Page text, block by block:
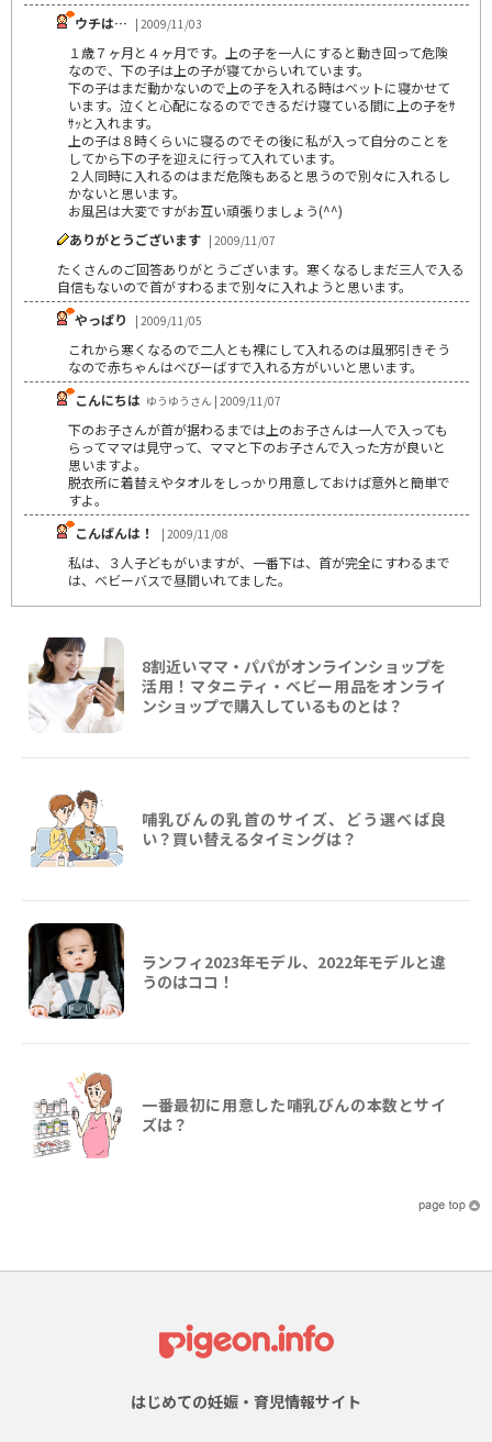
ウチは… | 2009/11/03
１歳７ヶ月と４ヶ月です。上の子を一人にすると動き回って危険
なので、下の子は上の子が寝てからいれています。
下の子はまだ動かないので上の子を入れる時はベットに寝かせて
います。泣くと心配になるのでできるだけ寝ている間に上の子をｻ
ｻｯと入れます。
上の子は８時くらいに寝るのでその後に私が入って自分のことを
してから下の子を迎えに行って入れています。
２人同時に入れるのはまだ危険もあると思うので別々に入れるし
かないと思います。
お風呂は大変ですがお互い頑張りましょう(^^)
ありがとうございます | 2009/11/07
たくさんのご回答ありがとうございます。寒くなるしまだ三人で入る
自信もないので首がすわるまで別々に入れようと思います。
やっぱり
| 2009/11/05
これから寒くなるので二人とも裸にして入れるのは風邪引きそう
なので赤ちゃんはべびーばすで入れる方がいいと思います。
こんにちは ゆうゆうさん | 2009/11/07
下のお子さんが首が据わるまでは上のお子さんは一人で入っても
らってママは見守って、ママと下のお子さんで入った方が良いと
思いますよ。
脱衣所に着替えやタオルをしっかり用意しておけば意外と簡単で
すよ。
こんばんは！
| 2009/11/08
私は、３人子どもがいますが、一番下は、首が完全にすわるまで
は、ベビーバスで昼間いれてました。
8割近いママ・パパがオンラインショップを
活用！マタニティ・ベビー用品をオンライ
ンショップで購入しているものとは？
哺乳びんの乳首のサイズ、どう選べば良
い？買い替えるタイミングは？
ランフィ2023年モデル、2022年モデルと違
うのはココ！
一番最初に用意した哺乳びんの本数とサイ
ズは？
はじめての妊娠・育児情報サイト